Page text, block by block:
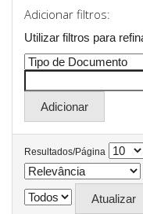
Adicionar filtros:
Utilizar filtros para
Resultados/Página